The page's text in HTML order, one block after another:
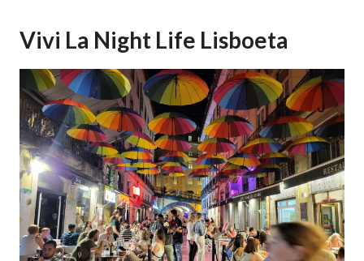
Vivi La Night Life Lisboeta